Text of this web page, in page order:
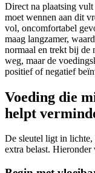
Direct na plaatsing vult
moet wennen aan dit
vol, oncomfortabel
maag langzamer,
normaal en trekt bij de
weg, maar de
positief of negatief
Voeding die
helpt
De sleutel ligt in lichte,
extra belast.